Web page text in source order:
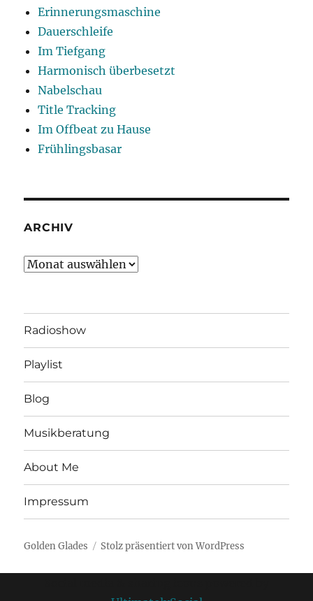
Erinnerungsmaschine
Dauerschleife
Im Tiefgang
Harmonisch überbesetzt
Nabelschau
Title Tracking
Im Offbeat zu Hause
Frühlingsbasar
ARCHIV
Archiv
Radioshow
Playlist
Blog
Musikberatung
About Me
Impressum
Golden Glades Stolz präsentiert von WordPress